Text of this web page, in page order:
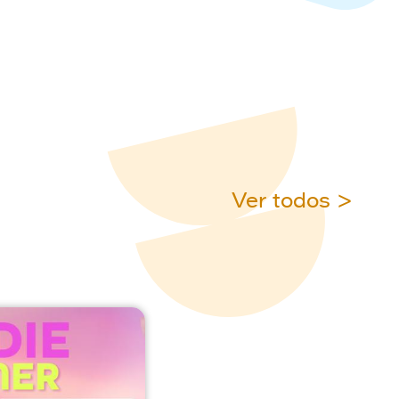
Ver todos >